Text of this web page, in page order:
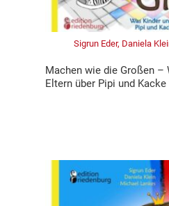
Sigrun Eder, Daniela
Machen wie die Großen –
Eltern über Pipi und